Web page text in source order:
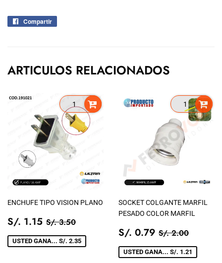
Compartir
ARTICULOS RELACIONADOS
ENCHUFE TIPO VISION PLANO
PRECIO
DE
VENTA
S/. 1.15 S/.
1.15
PRECIO TIENDA
S/. 3.50
USTED GANA... S/. 2.35
SOCKET COLGANTE MARFIL
PESADO COLOR MARFIL
PRECIO
DE
VENTA
S/. 0.79 S/.
0.79
PRECIO
S/. 2.00
USTED GANA... S/. 1.21